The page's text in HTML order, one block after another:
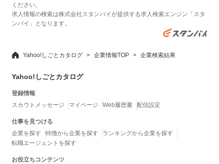
ください。
求人情報の検索は株式会社スタンバイが提供する求人検索エンジン「スタ
ンバイ」となります。
Yahoo!しごとカタログ 企業情報TOP 企業検索結果
Yahoo!しごとカタログ
登録情報
スカウトメッセージ
マイページ Web履歴書 配信設定
仕事を見つける
企業を探す
特徴から企業を探す
ランキングから企業を探す
転職エージェントを探す
お役立ちコンテンツ